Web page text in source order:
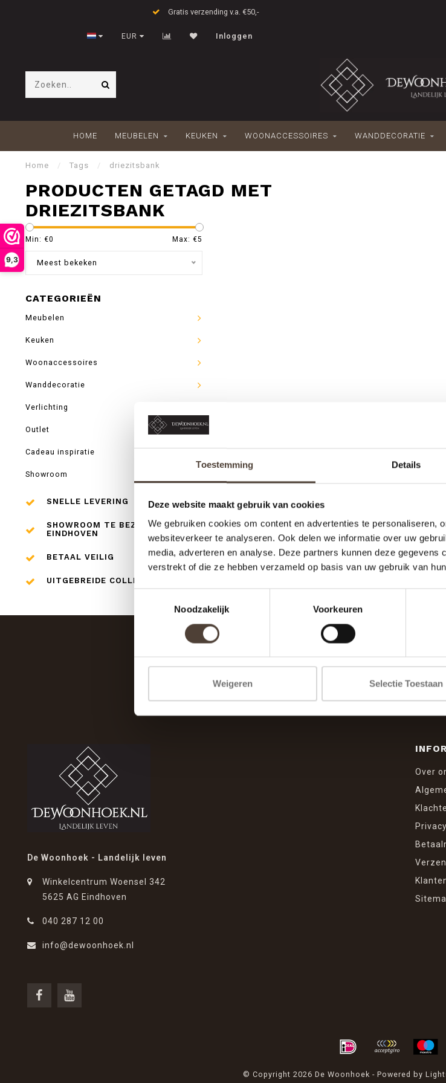
Toestemming Details
Deze website maakt gebruik van cookies
We gebruiken cookies om content en advertenties te personaliseren,
websiteverkeer te analyseren. Ook delen we informatie over uw
media, adverteren en analyse. Deze partners kunnen deze gegevens
verstrekt of die ze hebben verzameld op basis van uw gebruik van
Noodzakelijk
Voorkeuren
Weigeren Selectie Toestaan
9,3
Gratis verzending v.a. €50,-
EUR Inloggen
HOME MEUBELEN KEUKEN WOONACCESSOIRES WANDDECORATIE
Home / Tags / driezitsbank
PRODUCTEN GETAGD MET
DRIEZITSBANK
Min: €0 Max: €5
Meest bekeken
CATEGORIEËN
Meubelen
Keuken
Woonaccessoires
Wanddecoratie
Verlichting
Outlet
Cadeau inspiratie
Showroom
SNELLE LEVERING
SHOWROOM TE BEZOEKEN IN
EINDHOVEN
BETAAL VEILIG
UITGEBREIDE COLLECTIE
SCHRIJF JE IN VOOR DE
De Woonhoek - Landelijk leven
Winkelcentrum Woensel 342
5625 AG Eindhoven
040 287 12 00
info@dewoonhoek.nl
Over
© Copyright 2026 De Woonhoek - Powered by